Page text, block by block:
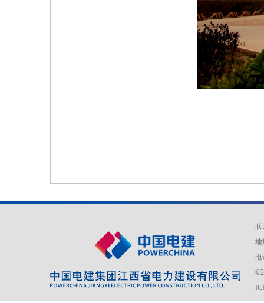
联
地
电